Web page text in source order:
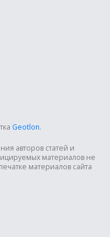
Geotlon.
авторов статей и
материалов не
материалов сайта